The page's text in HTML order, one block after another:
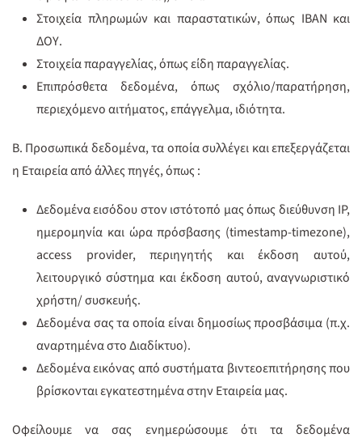
Στοιχεία πληρωμών και παραστατικών, όπως IBAN και
ΔΟΥ.
Στοιχεία παραγγελίας, όπως είδη παραγγελίας.
Επιπρόσθετα δεδομένα, όπως σχόλιο/παρατήρηση,
περιεχόμενο αιτήματος, επάγγελμα, ιδιότητα.
Β. Προσωπικά δεδομένα, τα οποία συλλέγει και επεξεργάζεται
η Εταιρεία από άλλες πηγές, όπως :
Δεδομένα εισόδου στον ιστότοπό μας όπως διεύθυνση IP,
ημερομηνία και ώρα πρόσβασης (timestamp-timezone),
access provider, περιηγητής και έκδοση αυτού,
λειτουργικό σύστημα και έκδοση αυτού, αναγνωριστικό
χρήστη/ συσκευής.
Δεδομένα σας τα οποία είναι δημοσίως προσβάσιμα (π.χ.
αναρτημένα στο Διαδίκτυο).
Δεδομένα εικόνας από συστήματα βιντεοεπιτήρησης που
βρίσκονται εγκατεστημένα στην Εταιρεία μας.
Οφείλουμε να σας ενημερώσουμε ότι τα δεδομένα